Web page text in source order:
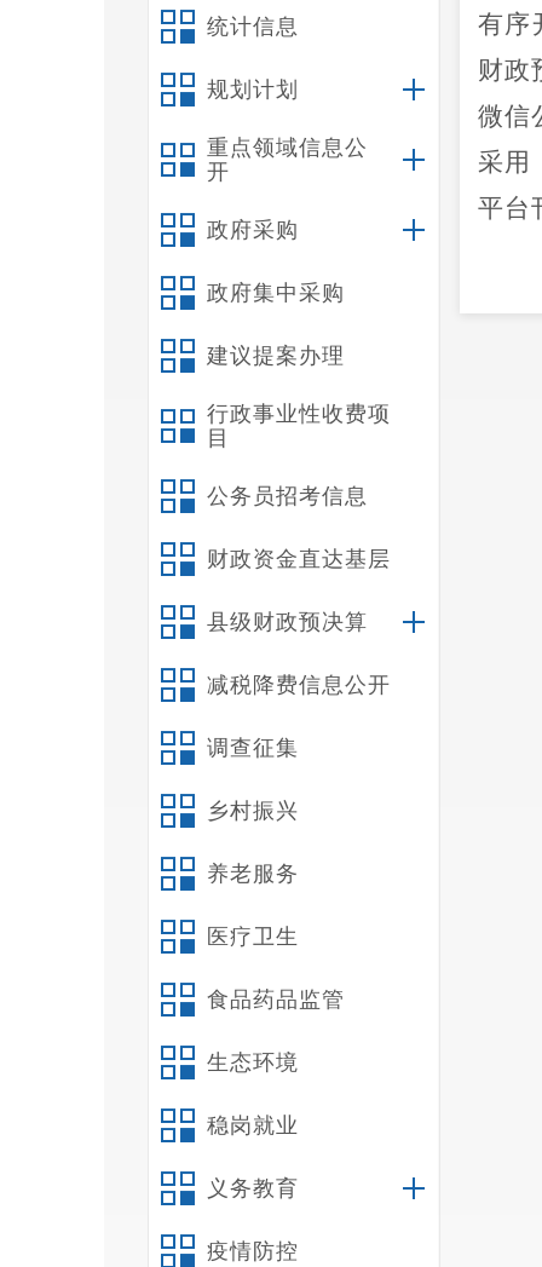
统计信息
规划计划
重点领域信息公
开
政府采购
政府集中采购
建议提案办理
行政事业性收费项
目
公务员招考信息
财政资金直达基层
县级财政预决算
减税降费信息公开
调查征集
乡村振兴
养老服务
医疗卫生
食品药品监管
生态环境
稳岗就业
义务教育
疫情防控
有序
财政
微信
采用
平台